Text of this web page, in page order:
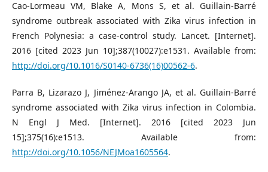
Cao-Lormeau VM, Blake A, Mons S, et al. Guillain-Barré
syndrome outbreak associated with Zika virus infection in
French Polynesia: a case-control study. Lancet. [Internet].
2016 [cited 2023 Jun 10];387(10027):e1531. Available from:
http://doi.org/10.1016/S0140-6736(16)00562-6.
Parra B, Lizarazo J, Jiménez-Arango JA, et al. Guillain-Barré
syndrome associated with Zika virus infection in Colombia.
N Engl J Med. [Internet]. 2016 [cited 2023 Jun
15];375(16):e1513. Available from:
http://doi.org/10.1056/NEJMoa1605564.